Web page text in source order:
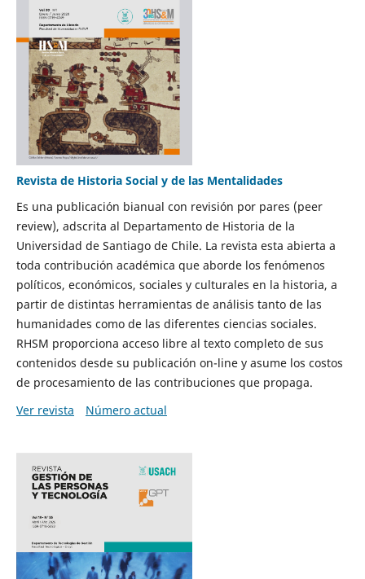
Revista de Historia Social y de las Mentalidades
Es una publicación bianual con revisión por pares (peer
review), adscrita al Departamento de Historia de la
Universidad de Santiago de Chile. La revista esta abierta a
toda contribución académica que aborde los fenómenos
políticos, económicos, sociales y culturales en la historia, a
partir de distintas herramientas de análisis tanto de las
humanidades como de las diferentes ciencias sociales.
RHSM proporciona acceso libre al texto completo de sus
contenidos desde su publicación on-line y asume los costos
de procesamiento de las contribuciones que propaga.
Ver revista
Número actual